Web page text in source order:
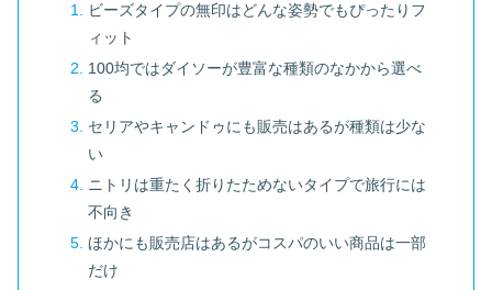
ビーズタイプの無印はどんな姿勢でもぴったりフ
ィット
100均ではダイソーが豊富な種類のなかから選べ
る
セリアやキャンドゥにも販売はあるが種類は少な
い
ニトリは重たく折りたためないタイプで旅行には
不向き
ほかにも販売店はあるがコスパのいい商品は一部
だけ